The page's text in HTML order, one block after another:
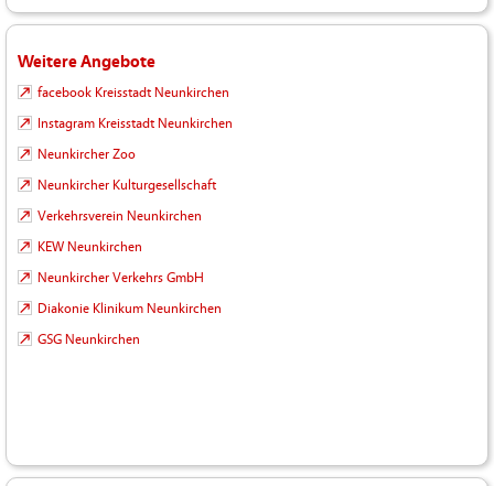
Weitere Angebote
facebook Kreisstadt Neunkirchen
Instagram Kreisstadt Neunkirchen
Neunkircher Zoo
Neunkircher Kulturgesellschaft
Verkehrsverein Neunkirchen
KEW Neunkirchen
Neunkircher Verkehrs GmbH
Diakonie Klinikum Neunkirchen
GSG Neunkirchen